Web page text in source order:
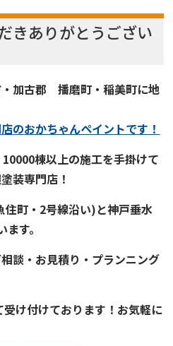
きありがとうござい
加古郡 播磨町・稲美町に地
のおかちゃんペイントです！
10000棟以上の施工を手掛けて
装専門店！
住町・2号線沿い)と神戸垂水
す。
相談・お見積り・プランニング
け付けております！お気軽に